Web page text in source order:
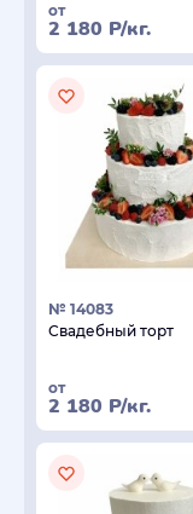
от
2 180 Р/кг.
№ 14083
Свадебный торт
от
2 180 Р/кг.